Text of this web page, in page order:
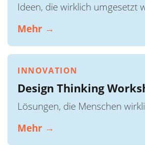
Ideen, die wirklich umgesetzt
Mehr →
INNOVATION
Design Thinking
Lösungen, die Menschen
Mehr →